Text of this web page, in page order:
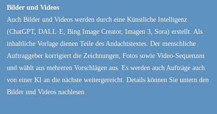
Bilder und Videos
Auch Bilder und Videos werden durch eine Künstliche Intelligenz
(ChatGPT, DALL·E, Bing Image Creator, Imagen 3, Sora) erstellt. Als
inhaltliche Vorlage dienen Teile des Andachtstextes. Der menschliche
Auftraggeber korrigiert die Zeichnungen, Fotos sowie Video-Sequenzen
und wählt aus mehreren Vorschlägen aus. Es werden auch Aufträge auch
von einer KI an die nächste weitergereicht. Details können Sie untern den
Bilder und Videos nachlesen.